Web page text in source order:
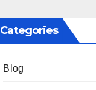
Categories
Blog